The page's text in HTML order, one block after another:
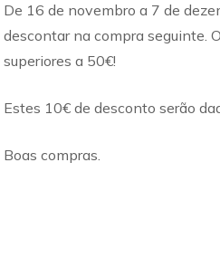
De 16 de novembro a 7 de
descontar na compra seguinte.
superiores a 50€!
Estes 10€ de desconto serão
Boas compras.